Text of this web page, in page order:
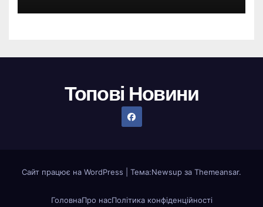
Топові Новини
Сайт працює на WordPress Тема:Newsup за Themeansar.
ГоловнаПро насПолітика конфіденційності